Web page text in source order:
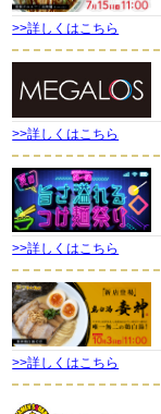
>>詳しくはこちら
>>詳しくはこちら
>>詳しくはこちら
>>詳しくはこちら